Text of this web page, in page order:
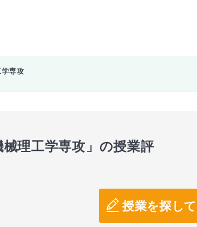
専攻
械理工学専攻」の授業評
授業を探し